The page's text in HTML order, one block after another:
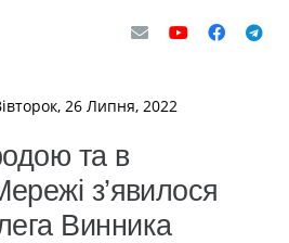
26 Липня, 2022
та в
з’явилося
Винника